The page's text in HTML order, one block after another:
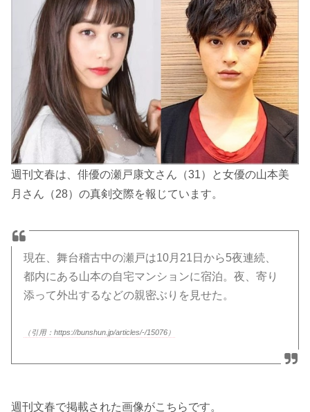
週刊文春は、俳優の瀬戸康文さん（31）と女優の山本美
月さん（28）の真剣交際を報じています。
現在、舞台稽古中の瀬戸は10月21日から5夜連続、
都内にある山本の自宅マンションに宿泊。夜、寄り
添って外出するなどの親密ぶりを見せた。
（引用：https://bunshun.jp/articles/-/15076）
週刊文春で掲載された画像がこちらです。